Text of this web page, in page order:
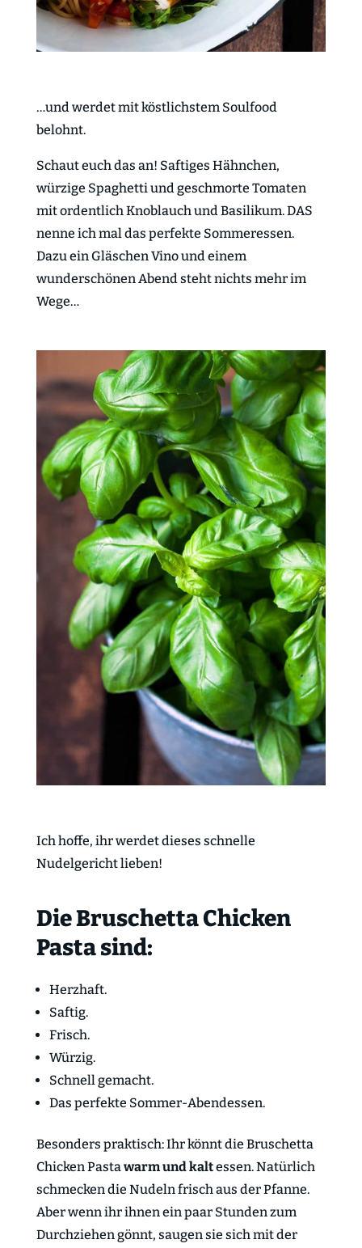
…und werdet mit köstlichstem Soulfood
belohnt.
Schaut euch das an! Saftiges Hähnchen,
würzige Spaghetti und geschmorte Tomaten
mit ordentlich Knoblauch und Basilikum. DAS
nenne ich mal das perfekte Sommeressen.
Dazu ein Gläschen Vino und einem
wunderschönen Abend steht nichts mehr im
Wege…
Ich hoffe, ihr werdet dieses schnelle
Nudelgericht lieben!
Die Bruschetta Chicken
Pasta sind:
Herzhaft.
Saftig.
Frisch.
Würzig.
Schnell gemacht.
Das perfekte Sommer-Abendessen.
Besonders praktisch: Ihr könnt die Bruschetta
Chicken Pastawarm und kaltessen. Natürlich
schmecken die Nudeln frisch aus der Pfanne.
Aber wenn ihr ihnen ein paar Stunden zum
Durchziehen gönnt, saugen sie sich mit der